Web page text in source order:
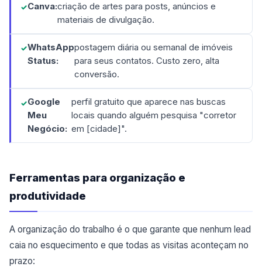
Canva:criação de artes para posts, anúncios e
materiais de divulgação.
WhatsApp
Status:
postagem diária ou semanal de imóveis
para seus contatos. Custo zero, alta
conversão.
Google
Meu
Negócio:
perfil gratuito que aparece nas buscas
locais quando alguém pesquisa "corretor
em [cidade]".
Ferramentas para organização e
produtividade
A organização do trabalho é o que garante que nenhum lead
caia no esquecimento e que todas as visitas aconteçam no
prazo: